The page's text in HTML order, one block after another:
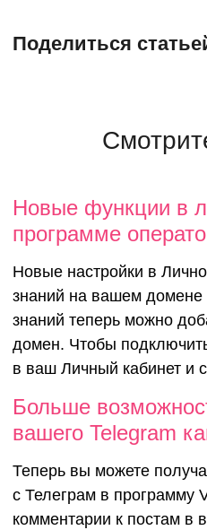
Поделиться
Новые функции в
программе
Новые настройки в
знаний на вашем домене
знаний теперь можно
домен. Чтобы
в ваш Личный кабинет и
Больше
вашего Telegram
Теперь вы можете
с Телеграм в программу
комментарии к постам в